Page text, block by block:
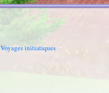
Voyages initiatiques